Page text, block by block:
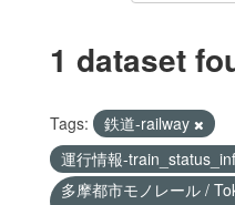
1 dataset
Tags:
鉄道-railway
運行情報-
多摩都市モノレール /